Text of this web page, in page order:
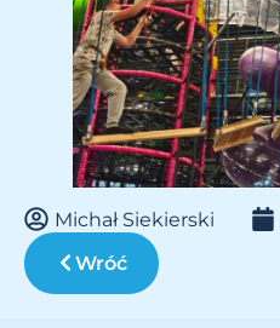
Michał Siekierski
Wróć